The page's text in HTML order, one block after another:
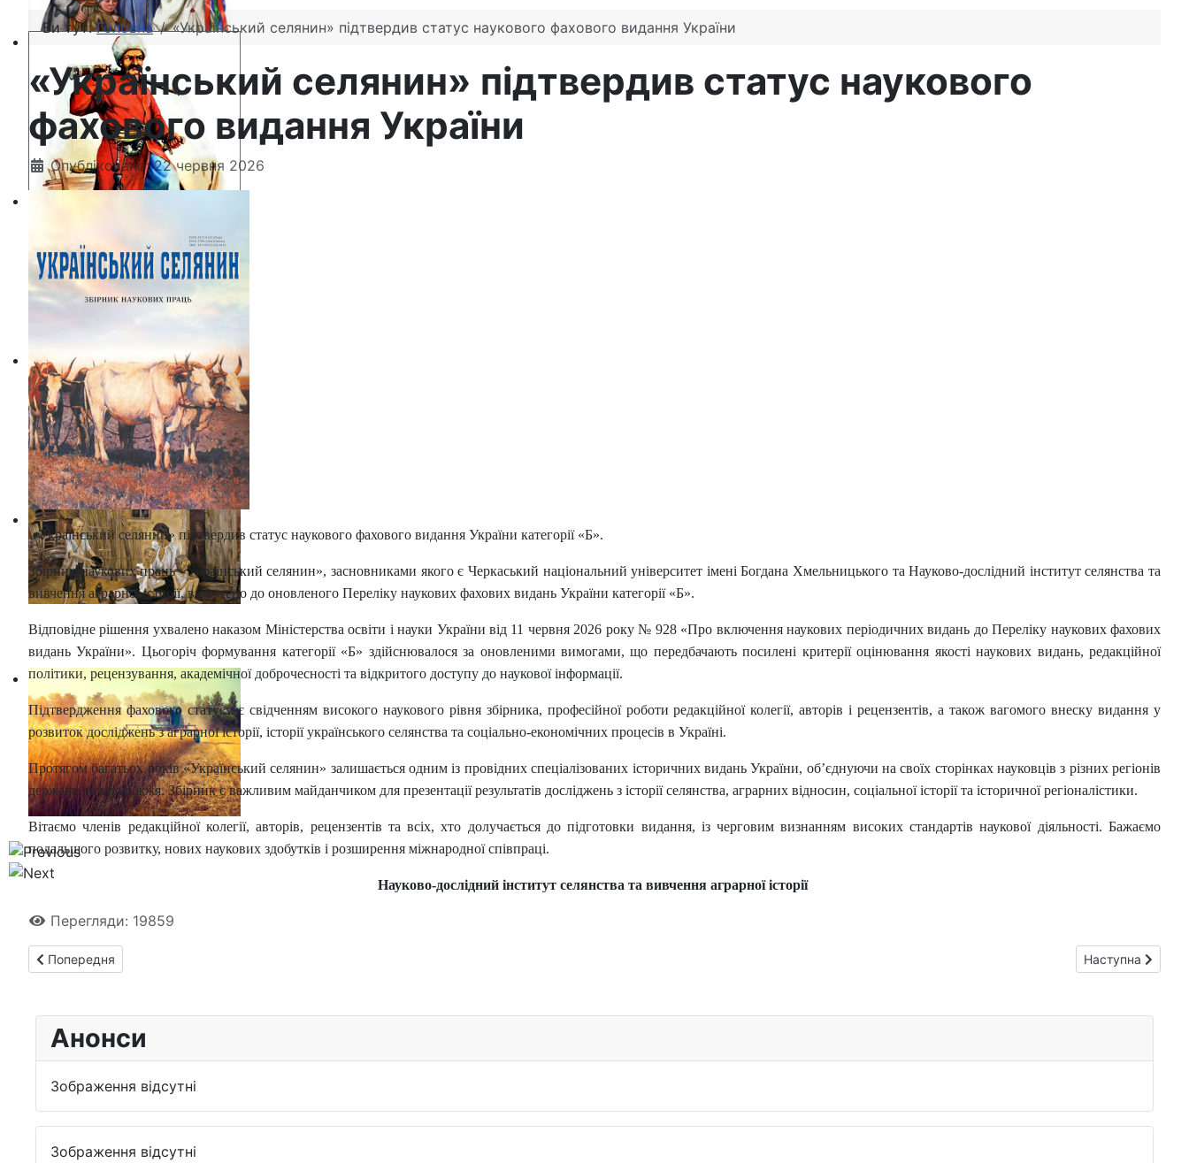
Ви тут:Головна «Український селянин» підтвердив статус наукового фахового видання України
«Український селянин» підтвердив статус наукового
фахового видання України
Опубліковано: 22 червня 2026
«Український селянин» підтвердив статус наукового фахового видання України категорії «Б».
Збірник наукових праць «Український селянин», засновниками якого є Черкаський національний університет імені Богдана Хмельницького та Науково-дослідний інститут селянства та
вивчення аграрної історії, включено до оновленого Переліку наукових фахових видань України категорії «Б».
Відповідне рішення ухвалено наказом Міністерства освіти і науки України від 11 червня 2026 року № 928 «Про включення наукових періодичних видань до Переліку наукових фахових
видань України». Цьогоріч формування категорії «Б» здійснювалося за оновленими вимогами, що передбачають посилені критерії оцінювання якості наукових видань, редакційної
політики, рецензування, академічної доброчесності та відкритого доступу до наукової інформації.
Підтвердження фахового статусу є свідченням високого наукового рівня збірника, професійної роботи редакційної колегії, авторів і рецензентів, а також вагомого внеску видання у
розвиток досліджень з аграрної історії, історії українського селянства та соціально-економічних процесів в Україні.
Протягом багатьох років «Український селянин» залишається одним із провідних спеціалізованих історичних видань України, об’єднуючи на своїх сторінках науковців з різних регіонів
держави та зарубіжжя. Збірник є важливим майданчиком для презентації результатів досліджень з історії селянства, аграрних відносин, соціальної історії та історичної регіоналістики.
Вітаємо членів редакційної колегії, авторів, рецензентів та всіх, хто долучається до підготовки видання, із черговим визнанням високих стандартів наукової діяльності. Бажаємо
подальшого розвитку, нових наукових здобутків і розширення міжнародної співпраці.
Науково-дослідний інститут селянства та вивчення аграрної історії
Перегляди: 19859
Попередня стаття: Запрошуємо до участі у Всеукраїнській науково-практичній конференції «Історична освіта в Україні: виклики та ризики для вищої школи»
Попередня Наступна
Наступна
Анонси
Зображення відсутні
Зображення відсутні